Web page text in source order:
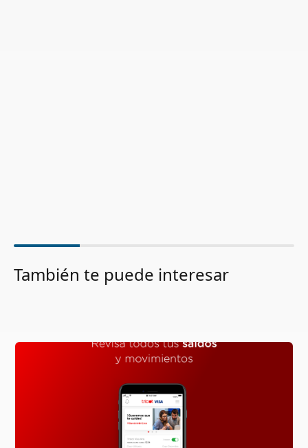
También te puede interesar